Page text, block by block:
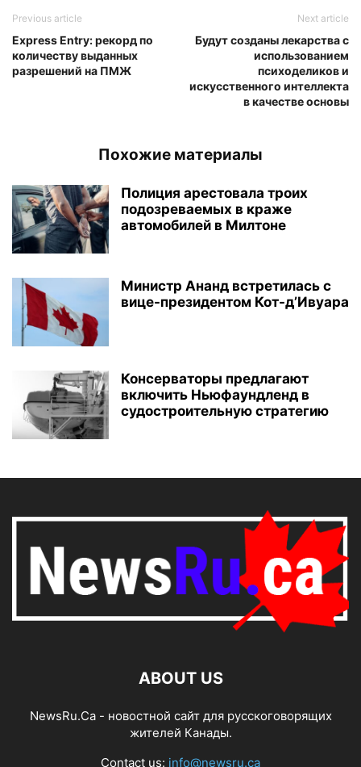
Previous article
Express Entry: рекорд по
количеству выданных
разрешений на ПМЖ
Next article
Будут созданы лекарства с
использованием
психоделиков и
искусственного интеллекта
в качестве основы
Похожие материалы
Полиция арестовала троих
подозреваемых в краже
автомобилей в Милтоне
Министр Ананд встретилась с
вице-президентом Кот-д’Ивуара
Консерваторы предлагают
включить Ньюфаундленд в
судостроительную стратегию
ABOUT US
NewsRu.Ca - новостной сайт для русскоговорящих
жителей Канады.
Contact us: info@newsru.ca